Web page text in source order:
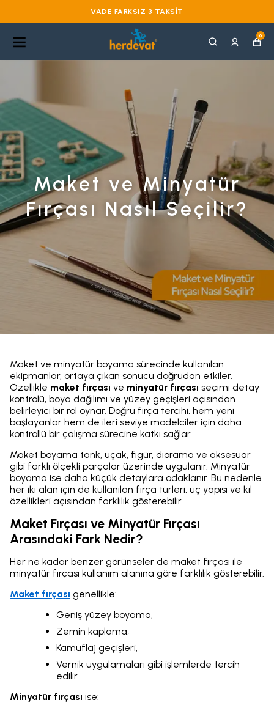
VADE FARKSIZ 3 TAKSIT
0
Maket ve Minyatür
Fırçası Nasıl Seçilir?
Maket ve minyatür boyama sürecinde kullanılan
ekipmanlar, ortaya çıkan sonucu doğrudan etkiler.
Özellikle maket fırçası ve minyatür fırçası seçimi detay
kontrolü, boya dağılımı ve yüzey geçişleri açısından
belirleyici bir rol oynar. Doğru fırça tercihi, hem yeni
başlayanlar hem de ileri seviye modelciler için daha
kontrollü bir çalışma sürecine katkı sağlar.
Maket boyama tank, uçak, figür, diorama ve aksesuar
gibi farklı ölçekli parçalar üzerinde uygulanır. Minyatür
boyama ise daha küçük detaylara odaklanır. Bu nedenle
her iki alan için de kullanılan fırça türleri, uç yapısı ve kıl
özellikleri açısından farklılık gösterebilir.
Maket Fırçası ve Minyatür Fırçası
Arasındaki Fark Nedir?
Her ne kadar benzer görünseler de maket fırçası ile
minyatür fırçası kullanım alanına göre farklılık gösterebilir.
Maket fırçası genellikle:
Geniş yüzey boyama,
Zemin kaplama,
Kamuflaj geçişleri,
Vernik uygulamaları gibi işlemlerde tercih
edilir.
Minyatür fırçası ise: